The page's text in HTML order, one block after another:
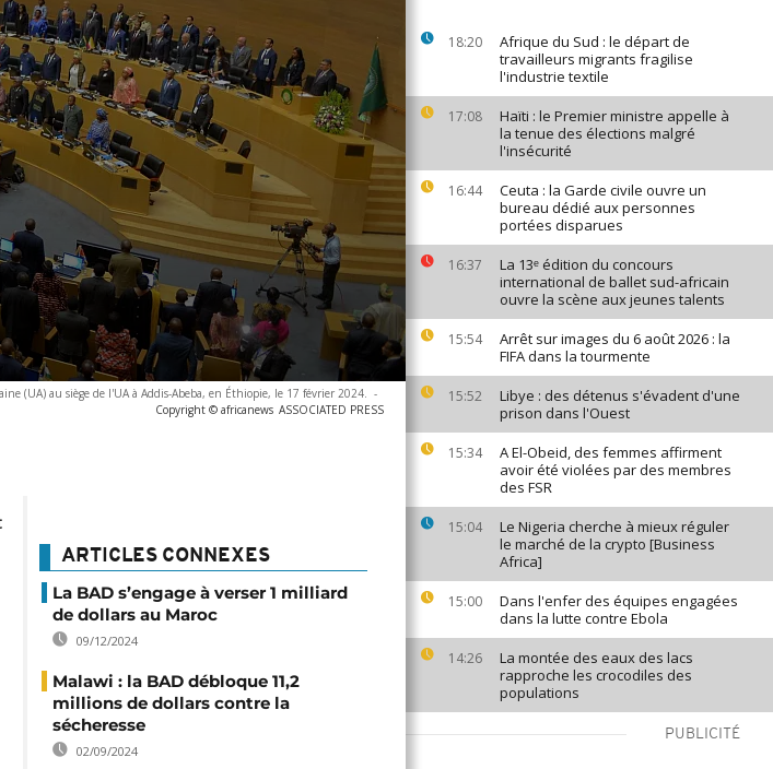
18:20
Afrique du Sud : le départ de
travailleurs migrants fragilise
l'industrie textile
17:08
Haïti : le Premier ministre appelle à
la tenue des élections malgré
l'insécurité
16:44
Ceuta : la Garde civile ouvre un
bureau dédié aux personnes
portées disparues
16:37
La 13ᵉ édition du concours
international de ballet sud-africain
ouvre la scène aux jeunes talents
15:54
Arrêt sur images du 6 août 2026 : la
FIFA dans la tourmente
15:52
Libye : des détenus s'évadent d'une
prison dans l'Ouest
15:34
A El-Obeid, des femmes affirment
avoir été violées par des membres
des FSR
15:04
Le Nigeria cherche à mieux réguler
le marché de la crypto [Business
Africa]
15:00
Dans l'enfer des équipes engagées
dans la lutte contre Ebola
14:26
La montée des eaux des lacs
rapproche les crocodiles des
populations
PUBLICITÉ
(UA) au siège de l'UA à Addis-Abeba, en Éthiopie, le 17 février 2024. -
Copyright © africanews ASSOCIATED PRESS
ARTICLES CONNEXES
La BAD s’engage à verser 1 milliard
de dollars au Maroc
09/12/2024
Malawi : la BAD débloque 11,2
millions de dollars contre la
sécheresse
02/09/2024